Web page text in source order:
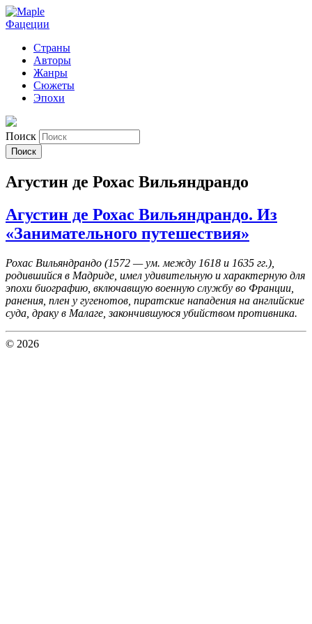
Фацеции
Страны
Авторы
Жанры
Сюжеты
Эпохи
Поиск
Агустин де Рохас Вильяндрандо
Агустин де Рохас Вильяндрандо. Из
«Занимательного путешествия»
Рохас Вильяндрандо (1572 — ум. между 1618 и 1635 гг.),
родившийся в Мадриде, имел удивительную и характерную для
эпохи биографию, включавшую военную службу во Франции,
ранения, плен у гугенотов, пиратские нападения на английские
суда, драку в Малаге, закончившуюся убийством противника.
© 2026